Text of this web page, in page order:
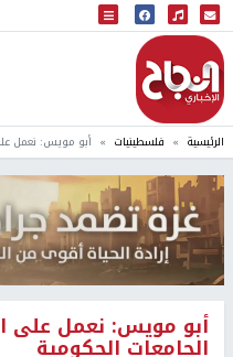
البث المباشر
إذاعة النجاح
الرئيسية فلسطينيات أبو مويس: نعمل
أبو مويس: نعمل على
الجامعات الحكومية